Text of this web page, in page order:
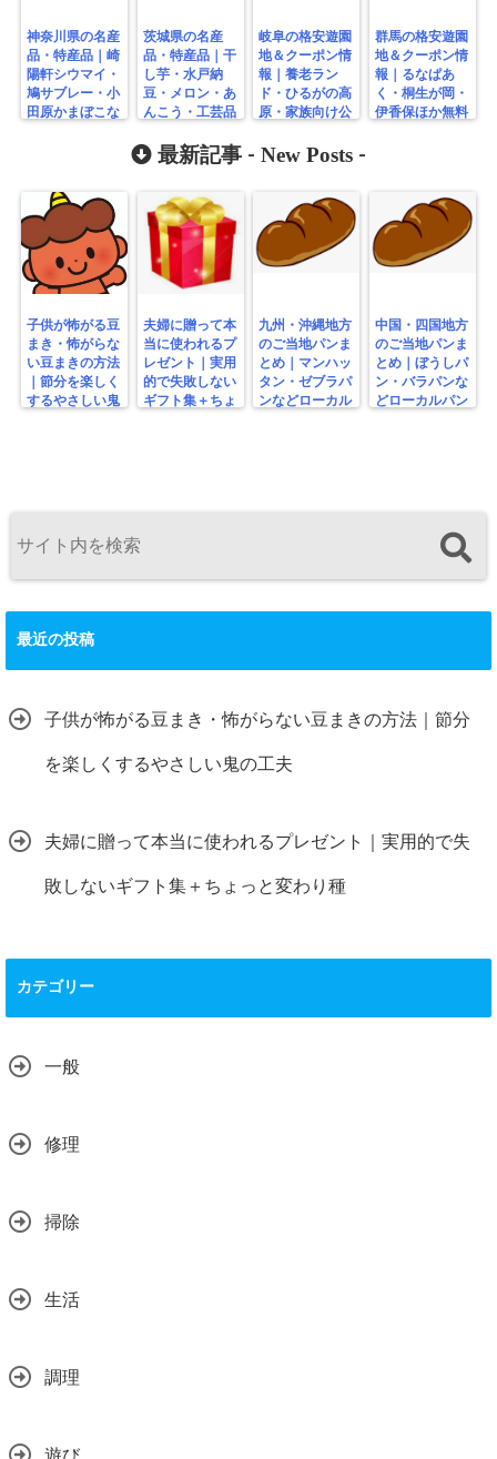
神奈川県の名産
品・特産品｜崎
陽軒シウマイ・
鳩サブレー・小
田原かまぼこな
茨城県の名産
品・特産品｜干
し芋・水戸納
豆・メロン・あ
んこう・工芸品
岐阜の格安遊園
地＆クーポン情
報｜養老ラン
ド・ひるがの高
原・家族向け公
群馬の格安遊園
地＆クーポン情
報｜るなぱあ
く・桐生が岡・
伊香保ほか無料
最新記事 - New Posts -
子供が怖がる豆
まき・怖がらな
い豆まきの方法
｜節分を楽しく
するやさしい鬼
夫婦に贈って本
当に使われるプ
レゼント｜実用
的で失敗しない
ギフト集＋ちょ
九州・沖縄地方
のご当地パンま
とめ｜マンハッ
タン・ゼブラパ
ンなどローカル
中国・四国地方
のご当地パンま
とめ｜ぼうしパ
ン・バラパンな
どローカルパン
最近の投稿
子供が怖がる豆まき・怖がらない豆まきの方法｜節分
を楽しくするやさしい鬼の工夫
夫婦に贈って本当に使われるプレゼント｜実用的で失
敗しないギフト集＋ちょっと変わり種
カテゴリー
一般
修理
掃除
生活
調理